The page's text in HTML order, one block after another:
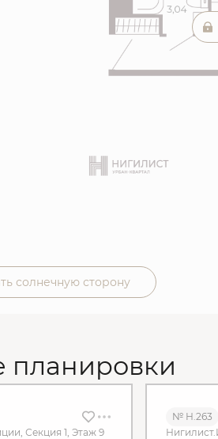
солнечную сторону
планировки
Секция 1, Этаж 9
№ Н.263